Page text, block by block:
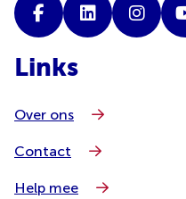
Links
Over ons
Contact
Help mee